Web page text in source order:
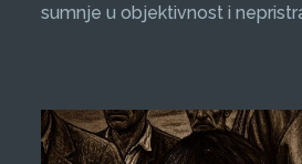
sumnje u objektivnost i